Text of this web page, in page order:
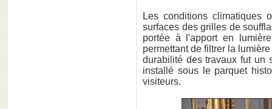
Les conditions climatiques
surfaces des grilles de
portée à l'apport en
permettant de filtrer la
durabilité des travaux fut un
installé sous le parquet
visiteurs.